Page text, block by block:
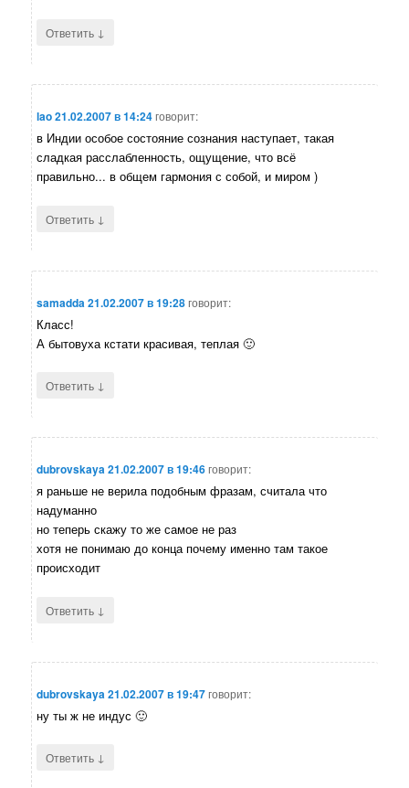
Ответить ↓
lao21.02.2007 в 14:24говорит:
в Индии особое состояние сознания наступает, такая
сладкая расслабленность, ощущение, что всё
правильно... в общем гармония с собой, и миром )
Ответить ↓
samadda21.02.2007 в 19:28говорит:
Класс!
А бытовуха кстати красивая, теплая 🙂
Ответить ↓
dubrovskaya21.02.2007 в 19:46говорит:
я раньше не верила подобным фразам, считала что
надуманно
но теперь скажу то же самое не раз
хотя не понимаю до конца почему именно там такое
происходит
Ответить ↓
dubrovskaya21.02.2007 в 19:47говорит:
ну ты ж не индус 🙂
Ответить ↓